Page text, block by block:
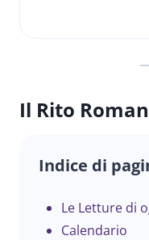
Il Rito
Indice di
Le Letture di
Calendario